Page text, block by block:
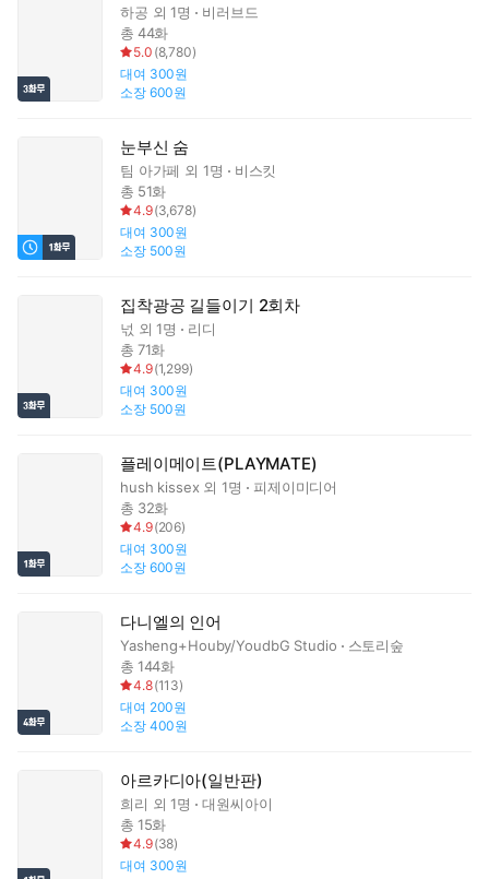
하공 외 1명
비러브드
총 44화
5.0 (8,780)
대여 300원
소장 600원
눈부신 숨
팀 아가페 외 1명
비스킷
총 51화
4.9(3,678)
대여 300원
소장 500원
집착광공 길들이기 2회차
넋 외 1명
리디
총 71화
4.9(1,299)
대여 300원
소장 500원
플레이메이트(PLAYMATE)
hush kissex 외 1명
피제이미디어
총 32화
4.9(206)
대여 300원
소장 600원
다니엘의 인어
Yasheng+Houby/YoudbG Studio
스토리숲
총 144화
4.8(113)
대여 200원
소장 400원
아르카디아(일반판)
희리 외 1명
대원씨아이
총 15화
4.9(38)
대여 300원